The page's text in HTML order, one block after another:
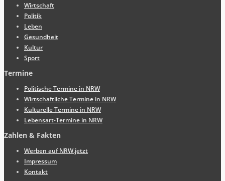
Wirtschaft
Politik
Leben
Gesundheit
Kultur
Sport
Termine
Politische Termine in NRW
Wirtschaftliche Termine in NRW
Kulturelle Termine in NRW
Lebensart-Termine in NRW
Zahlen & Fakten
Werben auf NRW.jetzt
Impressum
Kontakt